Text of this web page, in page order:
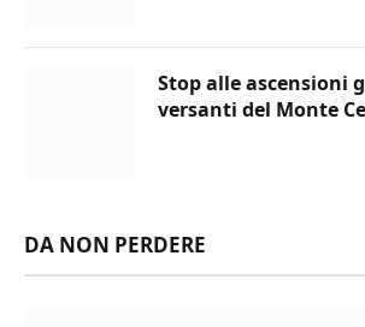
Stop alle ascensioni
versanti del Monte
DA NON PERDERE